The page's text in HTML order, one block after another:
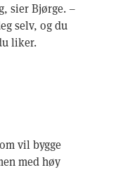
sier Bjørge. –
selv, og du
liker.
vil bygge
med høy